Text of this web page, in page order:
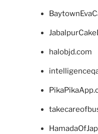
halobjd.com